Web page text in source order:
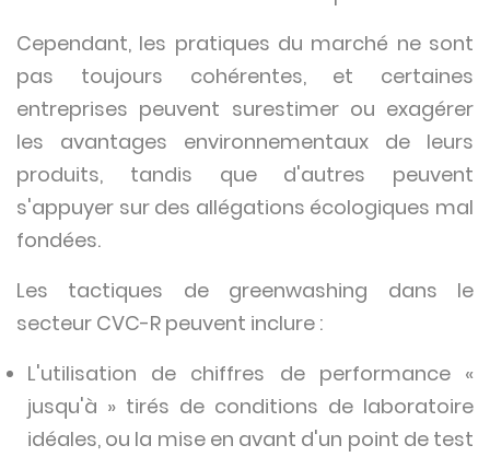
Cependant, les pratiques du marché ne sont
pas toujours cohérentes, et certaines
entreprises peuvent surestimer ou exagérer
les avantages environnementaux de leurs
produits, tandis que d'autres peuvent
s'appuyer sur des allégations écologiques mal
fondées.
Les tactiques de greenwashing dans le
secteur CVC-R peuvent inclure :
L'utilisation de chiffres de performance «
jusqu'à » tirés de conditions de laboratoire
idéales, ou la mise en avant d'un point de test